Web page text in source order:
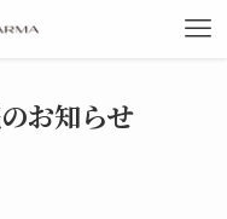
お知らせ